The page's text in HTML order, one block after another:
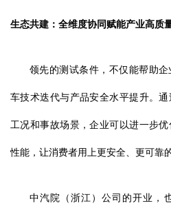
生态共建：全维度协同赋能产业高质
领先的测试条件，不仅能帮助
车技术迭代与产品安全水平提升。
工况和事故场景，企业可以进一步
性能，让消费者用上更安全、更可靠
中汽院（浙江）公司的开业，